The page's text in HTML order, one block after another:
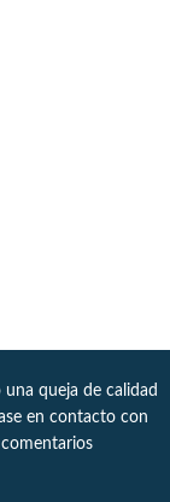
queja de calidad
en contacto con